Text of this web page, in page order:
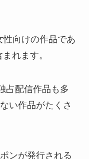
向けの作品であ
れます。
占配信作品も多
い作品がたくさ
ンが発行される